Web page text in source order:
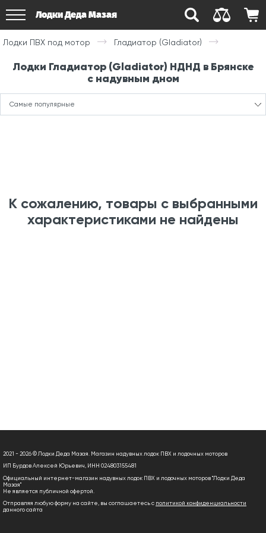
Лодки Деда Мазая
Лодки ПВХ под мотор Гладиатор (Gladiator)
Лодки Гладиатор (Gladiator) НДНД в Брянске
с надувным дном
Самые популярные
К сожалению, товары с выбранными
характеристиками не найдены
2021 - 2026 © Лодки Деда Мазая. Магазин надувных лодок ПВХ и лодочных моторов
ИП Бурдов Алексей Юрьевич, ИНН 024803155481
Официальный интернет-магазин надувных лодок ПВХ и лодочных моторов "Лодки Деда
Мазая"
Не является публичной офертой.
Отправляя любую форму на сайте, вы соглашаетесь с политикой конфиденциальности
данного сайта